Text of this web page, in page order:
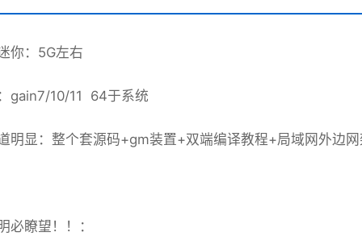
你：5G左右
gain7/10/11 64于系统
明显：整个套源码+gm装置+双端编译教程+局域网外边
必瞭望！！：